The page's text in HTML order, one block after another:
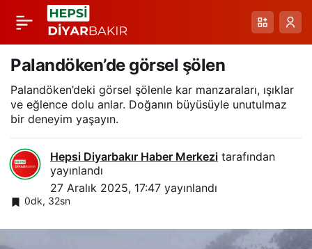
Palandöken’de görsel şölen
Palandöken’deki görsel şölenle kar manzaraları, ışıklar
ve eğlence dolu anlar. Doğanın büyüsüyle unutulmaz
bir deneyim yaşayın.
Hepsi Diyarbakır Haber Merkezi tarafından
yayınlandı
27 Aralık 2025, 17:47 yayınlandı
0dk, 32sn
Kışın Zorlu
Günlerinde Tilkilerin
Sokak İzleri: Posof’ta
Paylaş